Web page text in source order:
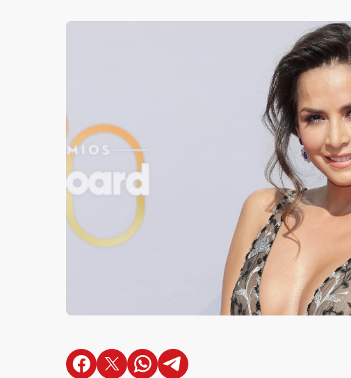
en Facebook
en X en Whatsapp
en Telegram